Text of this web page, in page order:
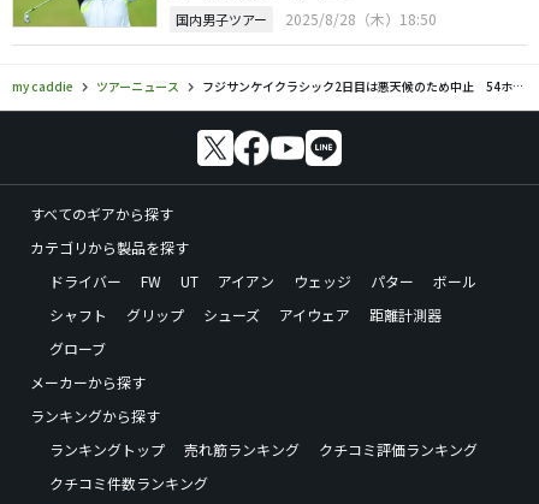
国内男子ツアー 2025/8/28（木）18:50
my caddie ツアーニュース フジサンケイクラシック2日目は悪天候のため中止 54ホールの短縮競技に
すべてのギアから探す
カテゴリから製品を探す
ドライバー
FW UT アイアン ウェッジ パター
ボール
シャフト
グリップ シューズ アイウェア
距離計測器
グローブ
メーカーから探す
ランキングから探す
ランキングトップ
売れ筋ランキング
クチコミ評価ランキング
クチコミ件数ランキング